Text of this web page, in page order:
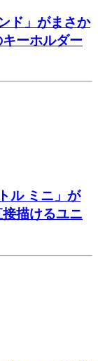
ド」がまさか
ーホルダー
ル ミニ」が
描けるユニ